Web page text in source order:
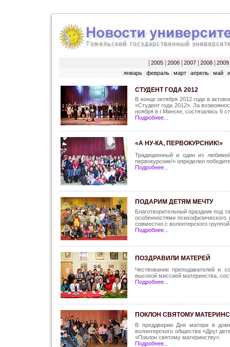
2005| 2006| 2007| 2008| 2009
январь февраль март апрель май
СТУДЕНТ ГОДА 2012
В конце октября 2012 года в
«Студент года 2012». За
ноября в г.Минске, состязались 6
Подробнее...
«А НУ-КА, ПЕРВОКУРСНИК!»
Традиционный и один из
первокурсник!» определил
Подробнее...
ПОДАРИМ ДЕТЯМ МЕЧТУ
Благотворительный праздник под
особенностями
совместно с волонтерского
Подробнее...
ПОЗДРАВИЛИ МАТЕРЕЙ
Чествование преподавателей и
высокой миссией материнства,
Подробнее...
ПОКЛОН СВЯТОМУ
В преддверии Дня матери в
волонтерского общества «Друг
«Поклон святому материнству».
Подробнее...